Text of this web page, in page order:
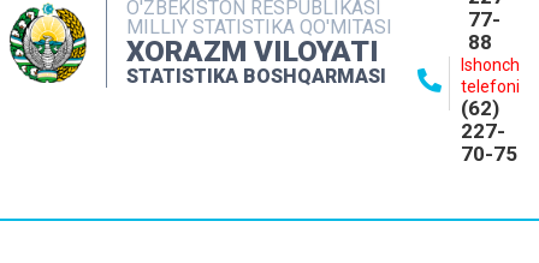
O'ZBEKISTON RESPUBLIKASI
MILLIY STATISTIKA QO'MITASI
XORAZM VILOYATI
STATISTIKA BOSHQARMASI
77-
88
Ishonch
telefoni
(62)
227-
70-75
INTERAKTIV XIZMATLAR
MATBUOT XIZMATI